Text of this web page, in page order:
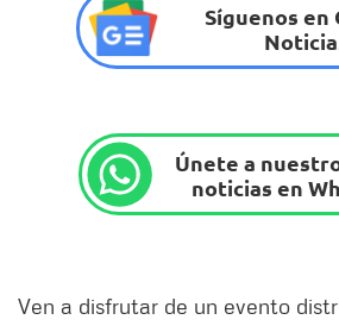
Síguenos en
Únete a
noticias en
Ven a disfrutar de un evento